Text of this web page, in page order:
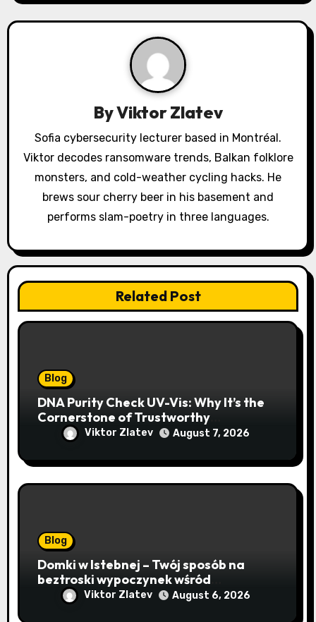
v
i
o
ByViktor Zlatev
Sofia cybersecurity lecturer based in Montréal.
Viktor decodes ransomware trends, Balkan folklore
monsters, and cold-weather cycling hacks. He
brews sour cherry beer in his basement and
performs slam-poetry in three languages.
Related Post
Blog
DNA Purity Check UV-Vis: Why It’s the
Cornerstone of Trustworthy
Sequencing, Cloning, and qPCR
Viktor Zlatev August 7, 2026
Blog
Domki w Istebnej – Twój sposób na
beztroski wypoczynek wśród
lawendowych wzgórz i beskidzkich
lasów
Viktor Zlatev August 6, 2026